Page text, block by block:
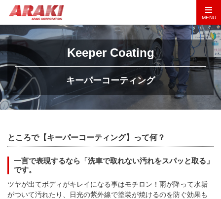
MENU
Keeper Coating
キーパーコーティング
ところで【キーパーコーティング】って何？
一言で表現するなら「洗車で取れない汚れをスパッと取る」
です。
ツヤが出てボディがキレイになる事はモチロン！雨が降って水垢
がついて汚れたり、日光の紫外線で塗装が焼けるのを防ぐ効果も